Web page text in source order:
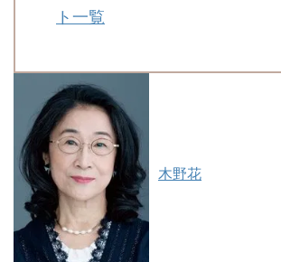
ト一覧
木野花